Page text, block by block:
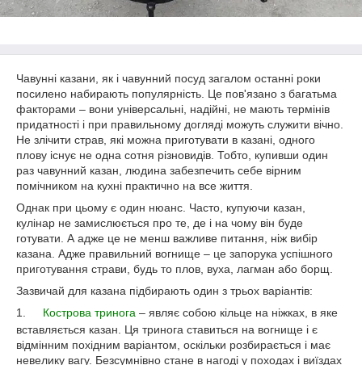
Чавунні казани, як і чавунний посуд загалом останні роки
посилено набирають популярність. Це пов'язано з багатьма
факторами – вони універсальні, надійні, не мають термінів
придатності і при правильному догляді можуть служити вічно.
Не злічити страв, які можна приготувати в казані, одного
плову існує не одна сотня різновидів. Тобто, купивши один
раз чавунний казан, людина забезпечить себе вірним
помічником на кухні практично на все життя.
Однак при цьому є один нюанс. Часто, купуючи казан,
кулінар не замислюється про те, де і на чому він буде
готувати. А адже це не менш важливе питання, ніж вибір
казана. Адже правильний вогнище – це запорука успішного
приготування страви, будь то плов, вуха, лагман або борщ.
Зазвичай для казана підбирають один з трьох варіантів:
1.
Кострова тринога – являє собою кільце на ніжках, в яке
вставляється казан. Ця тринога ставиться на вогнище і є
відмінним похідним варіантом, оскільки розбирається і має
невелику вагу. Безсумнівно стане в нагоді у походах і виїздах